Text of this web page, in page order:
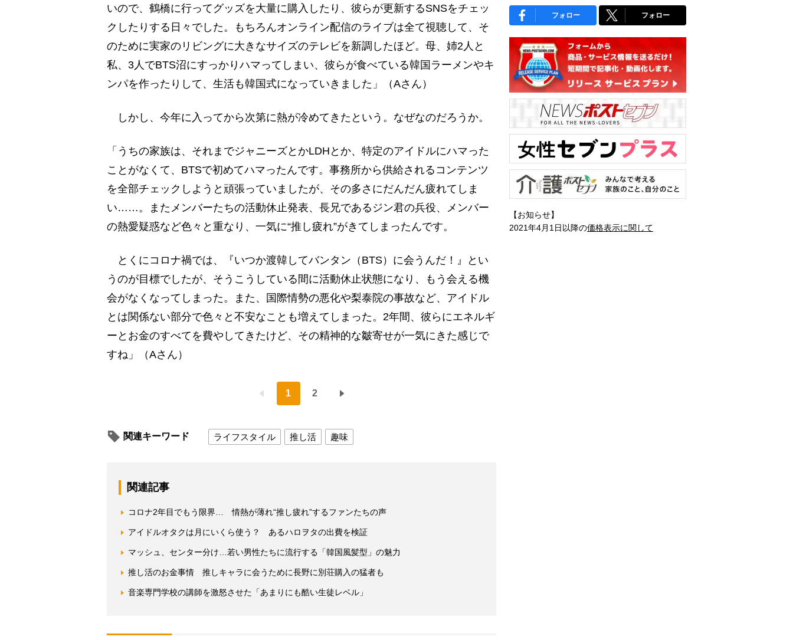
いので、鶴橋に行ってグッズを大量に購入したり、彼らが更新するSNSをチェッ
クしたりする日々でした。もちろんオンライン配信のライブは全て視聴して、そ
のために実家のリビングに大きなサイズのテレビを新調したほど。母、姉2人と
私、3人でBTS沼にすっかりハマってしまい、彼らが食べている韓国ラーメンやキ
ンパを作ったりして、生活も韓国式になっていきました」（Aさん）
しかし、今年に入ってから次第に熱が冷めてきたという。なぜなのだろうか。
「うちの家族は、それまでジャニーズとかLDHとか、特定のアイドルにハマった
ことがなくて、BTSで初めてハマったんです。事務所から供給されるコンテンツ
を全部チェックしようと頑張っていましたが、その多さにだんだん疲れてしま
い……。またメンバーたちの活動休止発表、長兄であるジン君の兵役、メンバー
の熱愛疑惑など色々と重なり、一気に“推し疲れ”がきてしまったんです。
とくにコロナ禍では、『いつか渡韓してバンタン（BTS）に会うんだ！』とい
うのが目標でしたが、そうこうしている間に活動休止状態になり、もう会える機
会がなくなってしまった。また、国際情勢の悪化や梨泰院の事故など、アイドル
とは関係ない部分で色々と不安なことも増えてしまった。2年間、彼らにエネルギ
ーとお金のすべてを費やしてきたけど、その精神的な皺寄せが一気にきた感じで
すね」（Aさん）
1 2
関連キーワード ライフスタイル 推し活 趣味
関連記事
コロナ2年目でもう限界… 情熱が薄れ“推し疲れ”するファンたちの声
アイドルオタクは月にいくら使う？ あるハロヲタの出費を検証
マッシュ、センター分け…若い男性たちに流行する「韓国風髪型」の魅力
推し活のお金事情 推しキャラに会うために長野に別荘購入の猛者も
音楽専門学校の講師を激怒させた「あまりにも酷い生徒レベル」
フォロー フォロー
【お知らせ】
2021年4月1日以降の価格表示に関して